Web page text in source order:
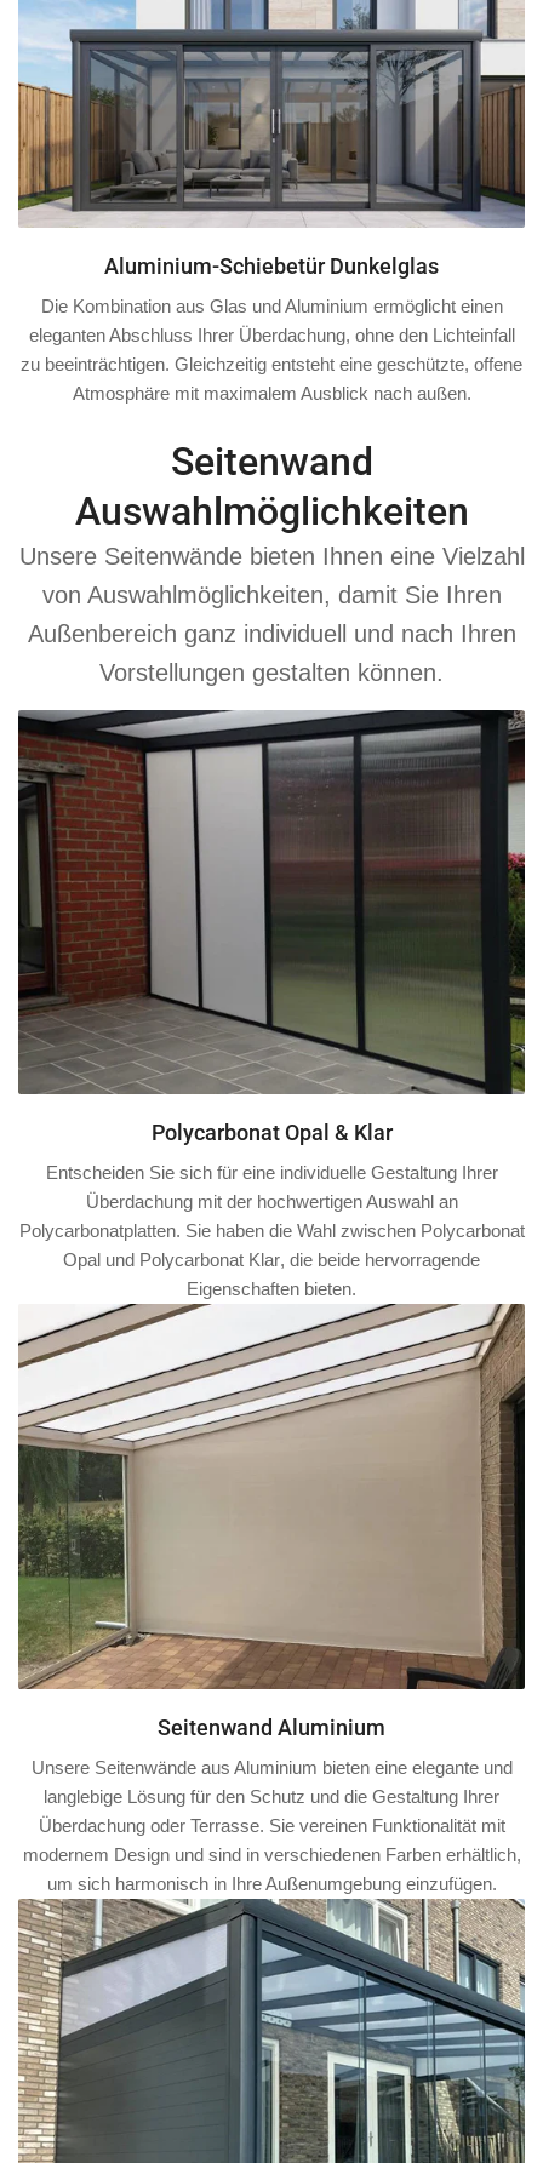
Aluminium-Schiebetür Dunkelglas
Die Kombination aus Glas und Aluminium ermöglicht einen
eleganten Abschluss Ihrer Überdachung, ohne den Lichteinfall
zu beeinträchtigen. Gleichzeitig entsteht eine geschützte, offene
Atmosphäre mit maximalem Ausblick nach außen.
Seitenwand
Auswahlmöglichkeiten
Unsere Seitenwände bieten Ihnen eine Vielzahl
von Auswahlmöglichkeiten, damit Sie Ihren
Außenbereich ganz individuell und nach Ihren
Vorstellungen gestalten können.
Polycarbonat Opal & Klar
Entscheiden Sie sich für eine individuelle Gestaltung Ihrer
Überdachung mit der hochwertigen Auswahl an
Polycarbonatplatten. Sie haben die Wahl zwischen Polycarbonat
Opal und Polycarbonat Klar, die beide hervorragende
Eigenschaften bieten.
Seitenwand Aluminium
Unsere Seitenwände aus Aluminium bieten eine elegante und
langlebige Lösung für den Schutz und die Gestaltung Ihrer
Überdachung oder Terrasse. Sie vereinen Funktionalität mit
modernem Design und sind in verschiedenen Farben erhältlich,
um sich harmonisch in Ihre Außenumgebung einzufügen.